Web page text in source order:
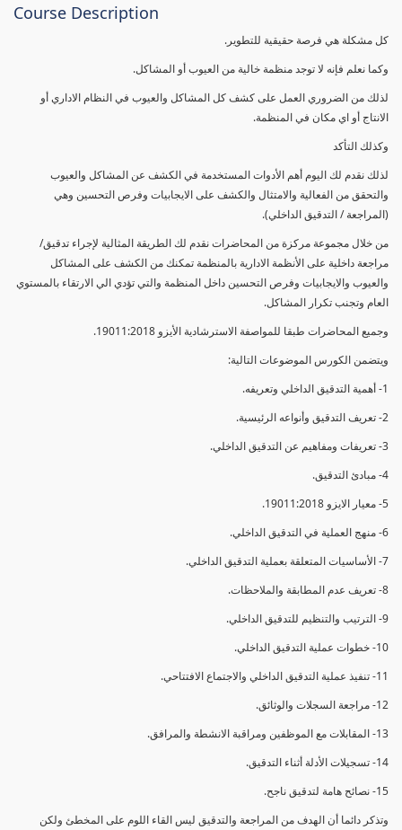
Course Description
كل مشكلة هي فرصة حقيقية للتطوير.
وكما نعلم فإنه لا توجد منظمة خالية من العيوب أو المشاكل.
لذلك من الضروري العمل على كشف كل المشاكل والعيوب في النظام الاداري أو
الانتاج أو اي مكان في المنظمة.
وكذلك التأكد
لذلك نقدم لك اليوم أهم الأدوات المستخدمة في الكشف عن المشاكل والعيوب
والتحقق من الفعالية والامتثال والكشف على الايجابيات وفرص التحسين وهي
(المراجعة / التدقيق الداخلي).
من خلال مجموعة مركزة من المحاضرات نقدم لك الطريقة المثالية لإجراء تدقيق/
مراجعة داخلية على الأنظمة الادارية بالمنظمة تمكنك من الكشف على المشاكل
والعيوب والايجابيات وفرص التحسين داخل المنظمة والتي تؤدي الي الارتقاء بالمستوي
العام وتجنب تكرار المشاكل.
وجميع المحاضرات طبقا للمواصفة الاسترشادية الأيزو 19011:2018.
ويتضمن الكورس الموضوعات التالية:
1- أهمية التدقيق الداخلي وتعريفه.
2- تعريف التدقيق وأنواعه الرئيسية.
3- تعريفات ومفاهيم عن التدقيق الداخلي.
4- مبادئ التدقيق.
5- معيار الايزو 19011:2018.
6- منهج العملية في التدقيق الداخلي.
7- الأساسيات المتعلقة بعملية التدقيق الداخلي.
8- تعريف عدم المطابقة والملاحظات.
9- الترتيب والتنظيم للتدقيق الداخلي.
10- خطوات عملية التدقيق الداخلي.
11- تنفيذ عملية التدقيق الداخلي والاجتماع الافتتاحي.
12- مراجعة السجلات والوثائق.
13- المقابلات مع الموظفين ومراقبة الانشطة والمرافق.
14- تسجيلات الأدلة أثناء التدقيق.
15- نصائح هامة لتدقيق ناجح.
وتذكر دائما أن الهدف من المراجعة والتدقيق ليس القاء اللوم على المخطئ ولكن